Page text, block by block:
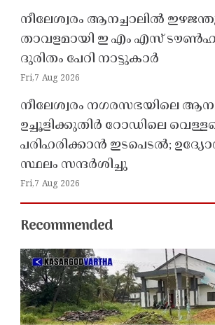
നീലേശ്വരം ആനച്ചാലിൽ
താവളമായി ഇ എം എസ്
ദുരിതം പേറി നാട്ടുകാർ
Fri,7 Aug 2026
നീലേശ്വരം നഗരസഭയിലെ
ഉച്ചൂളിക്കുതിർ റോഡിലെ
പരിഹരിക്കാൻ ഇടപെടൽ;
സ്ഥലം സന്ദർശിച്ചു
Fri,7 Aug 2026
Recommended